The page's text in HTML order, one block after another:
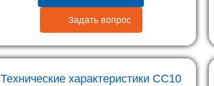
Задать вопрос
Технические характеристики СС10